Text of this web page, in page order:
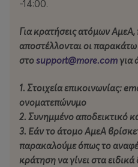
χαράσσονται στη μνήμη
Δεν λέτε αυτό που ξεκινήσατε
Διάρκεια παράστασης:90΄
*Η παράσταση δεν
ετών.
-14:00.
Για κρατήσεις ατόμων
αποστέλλονται οι
στοsupport@more.comγια
1. Στοιχεία επικοινωνίας:
ονοματεπώνυμο
2. Συνημμένο αποδεικτικό
3. Εάν το άτομο ΑμεΑ
παρακαλούμεόπωςτο
κράτηση να γίνει στα